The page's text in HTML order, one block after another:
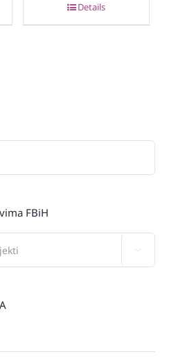
Details
FBiH